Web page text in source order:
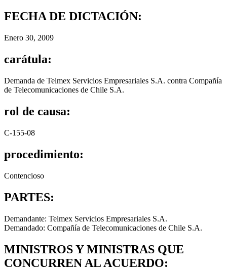
FECHA DE DICTACIÓN:
Enero 30, 2009
carátula:
Demanda de Telmex Servicios Empresariales S.A. contra Compañía
de Telecomunicaciones de Chile S.A.
rol de causa:
C-155-08
procedimiento:
Contencioso
PARTES:
Demandante: Telmex Servicios Empresariales S.A.
Demandado: Compañía de Telecomunicaciones de Chile S.A.
MINISTROS Y MINISTRAS QUE
CONCURREN AL ACUERDO: